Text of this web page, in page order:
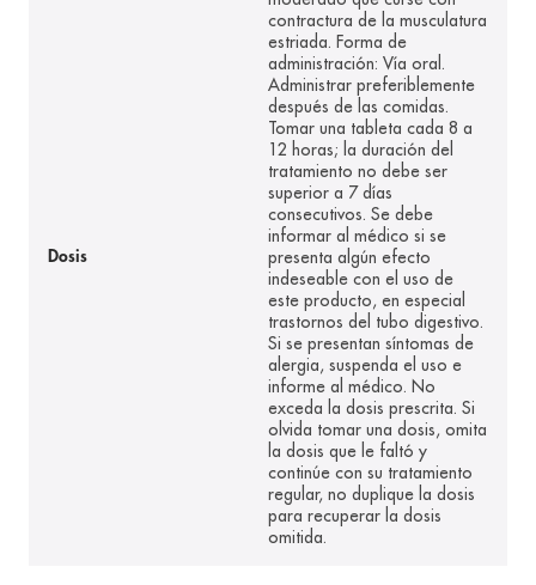
Dosis
contractura de la musculatura
estriada. Forma de
administración: Vía oral.
Administrar preferiblemente
después de las comidas.
Tomar una tableta cada 8 a
12 horas; la duración del
tratamiento no debe ser
superior a 7 días
consecutivos. Se debe
informar al médico si se
presenta algún efecto
indeseable con el uso de
este producto, en especial
trastornos del tubo digestivo.
Si se presentan síntomas de
alergia, suspenda el uso e
informe al médico. No
exceda la dosis prescrita. Si
olvida tomar una dosis, omita
la dosis que le faltó y
continúe con su tratamiento
regular, no duplique la dosis
para recuperar la dosis
omitida.